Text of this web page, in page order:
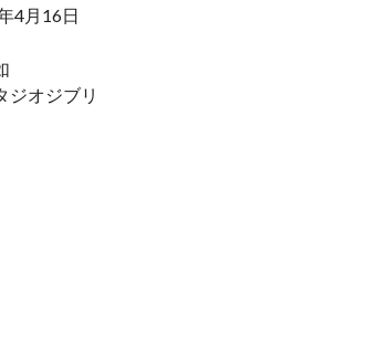
4月16日
ジオジブリ